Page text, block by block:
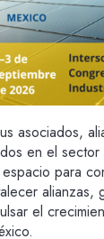
asociados,
en el sector
para
alianzas,
el